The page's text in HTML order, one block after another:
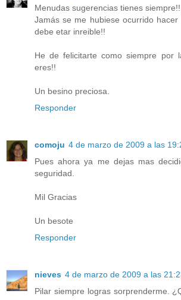
Menudas sugerencias tienes siempre!!
Jamás se me hubiese ocurrido
debe etar inreible!!
He de felicitarte como siempre por
eres!!
Un besino preciosa.
Responder
comoju 4 de marzo de 2009 a las
Pues ahora ya me dejas mas
seguridad.
Mil Gracias
Un besote
Responder
nieves 4 de marzo de 2009 a las
Pilar siempre logras sorprenderme.